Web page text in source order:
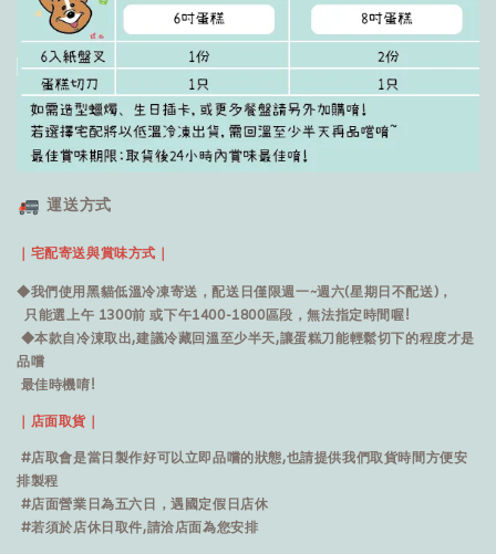
運送方式
｜宅配寄送與賞味方式｜
◆我們使用黑貓低溫冷凍寄送，配送日僅限週一~週六(星期日不配送)，
只能選上午 1300前 或下午1400-1800區段，無法指定時間喔!
◆本款自冷涷取出,建議冷藏回溫至少半天,讓蛋糕刀能輕鬆切下的程度才是
品嚐
最佳時機唷!
｜店面取貨｜
#店取會是當日製作好可以立即品嚐的狀態,也請提供我們取貨時間方便安
排製程
#店面營業日為五六日，遇國定假日店休
#若須於店休日取件,請洽店面為您安排